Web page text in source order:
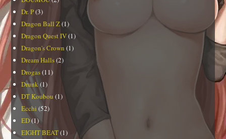
Dr. P(3)
Dragon Ball Z(1)
Dragon Quest IV(1)
Dragon's Crown (1)
Dream Halls(2)
Drogas(11)
Drunk (1)
DT Koubou (1)
Ecchi (52)
ED(1)
EIGHT BEAT(1)